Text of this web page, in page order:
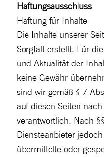
Haftungsausschluss
Haftung für Inhalte
Die Inhalte unserer
Sorgfalt erstellt. Für
und Aktualität der
keine Gewähr
sind wir gemäß § 7
auf diesen Seiten
verantwortlich. Nach
Diensteanbieter
übermittelte oder